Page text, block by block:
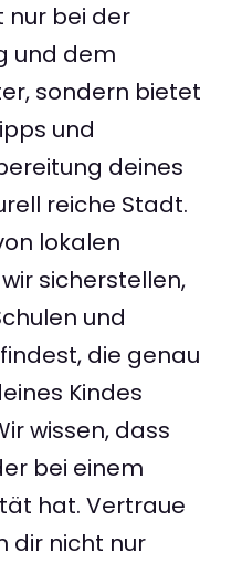
nur bei der
und dem
sondern bietet
und
deines
reiche Stadt.
lokalen
sicherstellen,
und
die genau
Kindes
wissen, dass
bei einem
hat. Vertraue
dir nicht nur